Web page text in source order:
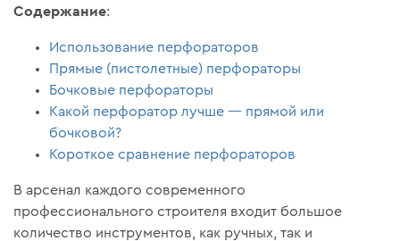
Содержание:
Использование перфораторов
Прямые (пистолетные) перфораторы
Бочковые перфораторы
Какой перфоратор лучше — прямой или
бочковой?
Короткое сравнение перфораторов
В арсенал каждого современного
профессионального строителя входит большое
количество инструментов, как ручных, так и